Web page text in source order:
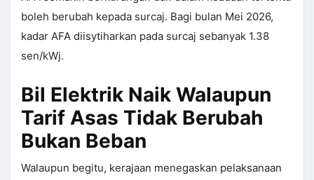
boleh berubah kepada surcaj. Bagi bulan Mei 2026,
kadar AFA diisytiharkan pada surcaj sebanyak 1.38
sen/kWj.
Bil Elektrik Naik Walaupun
Tarif Asas Tidak Berubah
Bukan Beban
Walaupun begitu, kerajaan menegaskan pelaksanaan